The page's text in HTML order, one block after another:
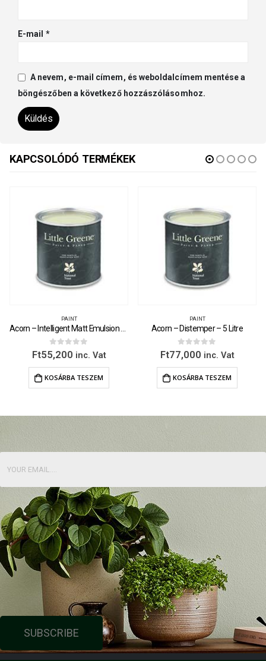
E-mail *
A nevem, e-mail címem, és weboldalcímem mentése a
böngészőben a következő hozzászólásomhoz.
KAPCSOLÓDÓ TERMÉKEK
PAINT
Acorn – Distemper – 5 Litre
0 out of 5
Ft77,000 inc. Vat
KOSÁRBA TESZEM
PAINT
0 out of 5
Ft113,500 inc. Vat
KOSÁRBA TESZEM
SUBSCRIBE